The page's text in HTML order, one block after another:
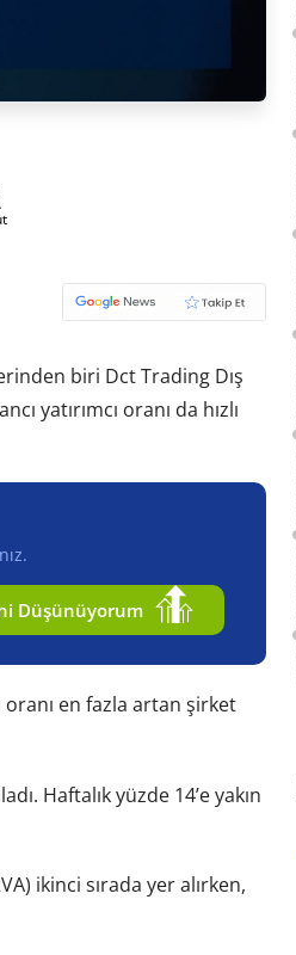
biri Dct Trading Dış
yatırımcı oranı da hızlı
Düşünüyorum
oranı en fazla artan şirket
Haftalık yüzde 14’e yakın
ikinci sırada yer alırken,